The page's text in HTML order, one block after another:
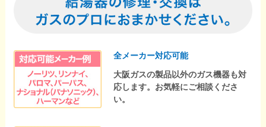
全メーカー対応可能
大阪ガスの製品以外のガス機器も対
応します。お気軽にご相談くださ
い。